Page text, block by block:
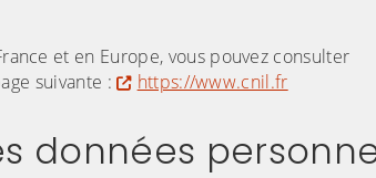
et en Europe, vous pouvez consulter
suivante :
https://www.cnil.fr
données